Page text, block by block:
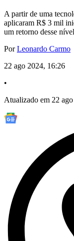
A partir de uma
aplicaram R$ 3 mil
um retorno desse
PorLeonardo Carmo
22 ago 2024, 16:26
•
Atualizado em 22